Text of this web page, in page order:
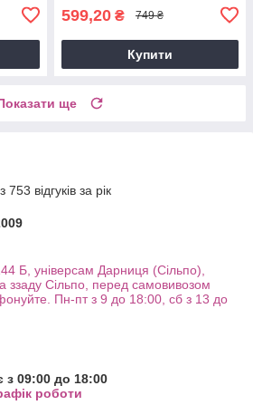
599,20 ₴ 749 ₴
Купити
ще
відгуків за рік
Б, універсам Дарниця (Сільпо),
ззаду Сільпо, перед самовивозом
Пн-пт з 9 до 18:00, сб з 13 до
з 09:00 до 18:00
роботи